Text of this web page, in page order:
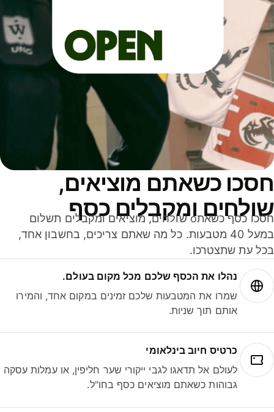
כשאתם מוציאים,
ומקבלים כסף
חסכו כסף כשאתo שולחים, מוציאים ומקבלים תשלום
במעל 40 מטבעות. כל מה שאתם צריכים, בחשבון אחד,
עת שתצטרכו.
נהלו את הכסף שלכם מכל מקום בעולם.
שמרו את המטבעות שלכם זמינים במקום אחד, והמירו
אותם תוך שניות.
כרטיס חיוב בינלאומי
לעולם אל תדאגו לגבי ייקורי שער חליפין, או עמלות עסקה
גבוהות כשאתם מוציאים כסף בחו"ל.